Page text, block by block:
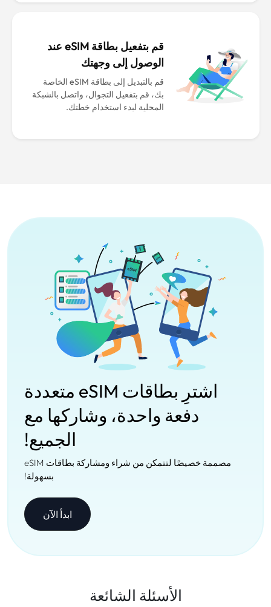
قم بتفعيل بطاقة eSIM عند
الوصول إلى وجهتك
قم بالتبديل إلى بطاقة eSIM الخاصة
بك، قم بتفعيل التجوال، واتصل بالشبكة
المحلية لبدء استخدام خطتك.
اشترِ بطاقات eSIM متعددة
دفعة واحدة، وشاركها مع
الجميع!
مصممة خصيصًا لتتمكن من شراء ومشاركة بطاقات eSIM
بسهولة!
ابدأ الآن
الأسئلة الشائعة